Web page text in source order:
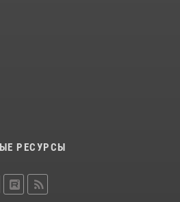
РЕСУРСЫ